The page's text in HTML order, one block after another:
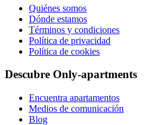
Quiénes somos
Dónde estamos
Términos y condiciones
Política de privacidad
Política de cookies
Descubre Only-apartments
Encuentra apartamentos
Medios de comunicación
Blog